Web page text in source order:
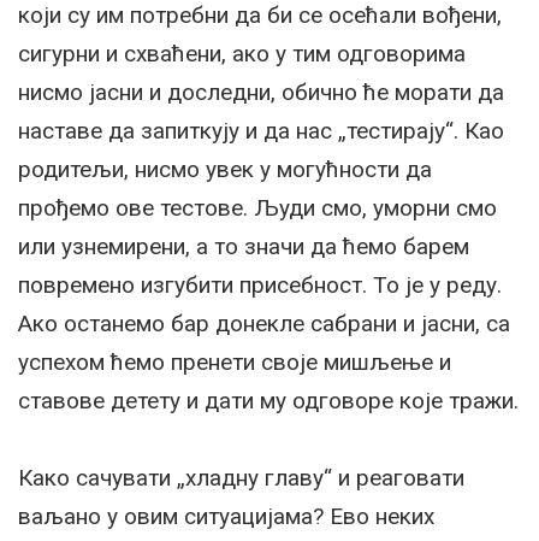
који су им потребни да би се осећали вођени,
сигурни и схваћени, ако у тим одговорима
нисмо јасни и доследни, обично ће морати да
наставе да запиткују и да нас „тестирају“. Као
родитељи, нисмо увек у могућности да
прођемо ове тестове. Људи смо, уморни смо
или узнемирени, а то значи да ћемо барем
повремено изгубити присебност. То је у реду.
Ако останемо бар донекле сабрани и јасни, са
успехом ћемо пренети своје мишљење и
ставове детету и дати му одговоре које тражи.
Како сачувати „хладну главу“ и реаговати
ваљано у овим ситуацијама? Ево неких